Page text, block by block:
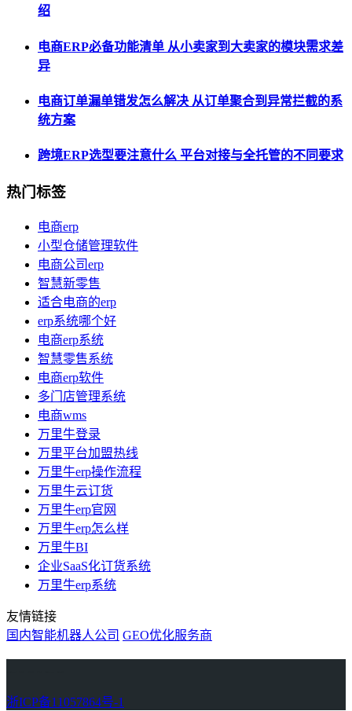
绍
电商ERP必备功能清单 从小卖家到大卖家的模块需求差
异
电商订单漏单错发怎么解决 从订单聚合到异常拦截的系
统方案
跨境ERP选型要注意什么 平台对接与全托管的不同要求
热门标签
电商erp
小型仓储管理软件
电商公司erp
智慧新零售
适合电商的erp
erp系统哪个好
电商erp系统
智慧零售系统
电商erp软件
多门店管理系统
电商wms
万里牛登录
万里平台加盟热线
万里牛erp操作流程
万里牛云订货
万里牛erp官网
万里牛erp怎么样
万里牛BI
企业SaaS化订货系统
万里牛erp系统
友情链接
国内智能机器人公司 GEO优化服务商
浙ICP备11057864号-1